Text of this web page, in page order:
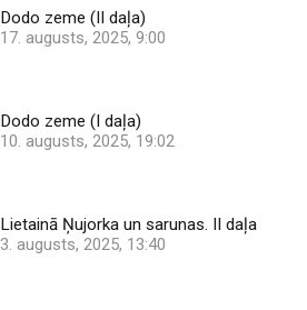
Dodo zeme (II daļa)
17. augusts, 2025, 9:00
Dodo zeme (I daļa)
10. augusts, 2025, 19:02
Lietainā Ņujorka un sarunas. II daļa
3. augusts, 2025, 13:40